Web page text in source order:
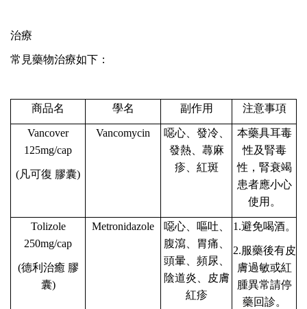
治療
常見藥物治療如下：
商品名 學名 副作用 注意事項
Vancover
125mg/cap
(凡可復 膠囊)
Vancomycin
噁心、發冷、
發熱、蕁麻
疹、紅斑
本藥具耳毒
性及腎毒
性，腎衰竭
患者應小心
使用。
Tolizole
250mg/cap
(德利治癒 膠
囊)
Metronidazole
噁心、嘔吐、
腹瀉、胃痛、
頭暈、頻尿、
陰道炎、皮膚
紅疹
1.避免喝酒。
2.服藥後有皮
膚過敏或紅
腫異常請停
藥回診。